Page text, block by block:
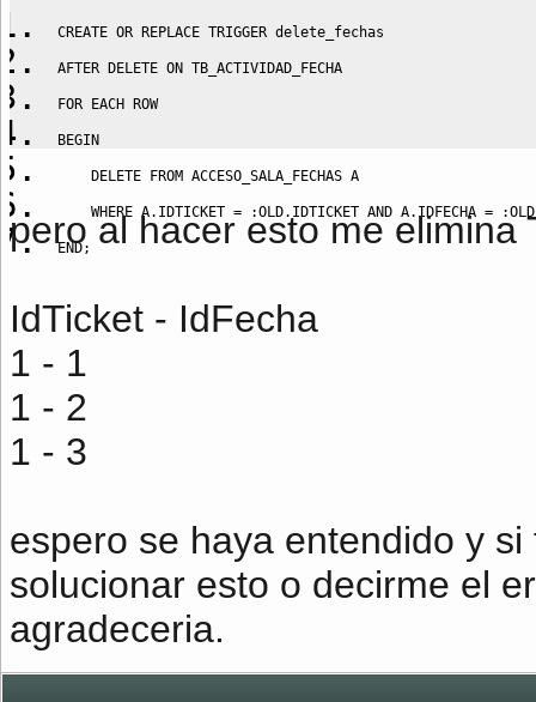
CREATE OR REPLACE TRIGGER delete_fechas
AFTER DELETE ON TB_ACTIVIDAD_FECHA
FOR EACH ROW
BEGIN
DELETE FROM ACCESO_SALA_FECHAS A
WHERE A. IDTICKET = :OLD. IDTICKET AND A. IDFECHA = :OLD
END;
pero al hacer esto me elimina
IdTicket - IdFecha
1 - 1
1 - 2
1 - 3
espero se haya entendido y
solucionar esto o decirme el
agradeceria.